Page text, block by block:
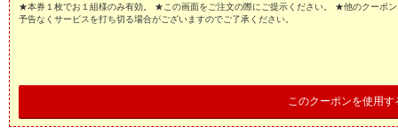
★本券１枚でお１組様のみ有効。 ★この画面をご注文の際にご提示ください。 ★他のクーポ
予告なくサービスを打ち切る場合がございますのでご了承ください。
このクーポンを使用す